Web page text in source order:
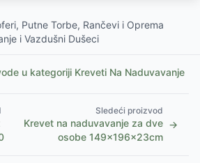
Putne Torbe, Rančevi i Oprema
i Vazdušni Dušeci
u kategoriji Kreveti Na Naduvavanje
Sledeći proizvod
Krevet na naduvavanje za dve
osobe 149x196x23cm
→